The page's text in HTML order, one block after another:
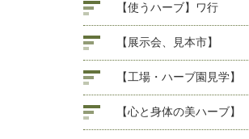
【使うハーブ】ワ行
【展示会、見本市】
【工場・ハーブ園見学】
【心と身体の美ハーブ】